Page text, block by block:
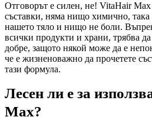
Отговорът е силен, не! VitaHair Max
съставки, няма нищо химично, така
нашето тяло и нищо не боли.
всички продукти и храни, трябва да
добре, защото някой може да е
че е жизненоважно да прочетете
тази формула.
Лесен ли е за
Max?